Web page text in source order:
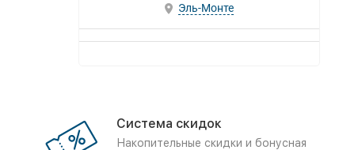
Эль-Монте
Система скидок
Накопительные скидки и бонусная